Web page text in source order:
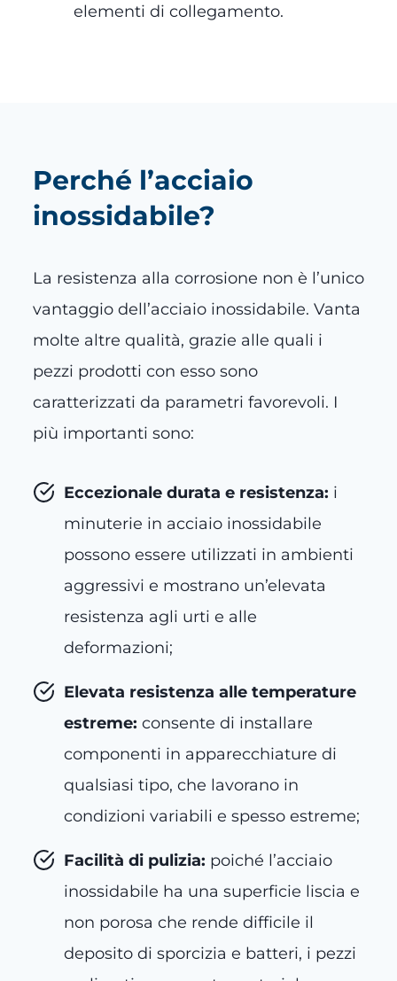
elementi di collegamento.
Perché l’acciaio
inossidabile?
La resistenza alla corrosione non è l’unico
vantaggio dell’acciaio inossidabile. Vanta
molte altre qualità, grazie alle quali i
pezzi prodotti con esso sono
caratterizzati da parametri favorevoli. I
più importanti sono:
Eccezionale durata e resistenza: i
minuterie in acciaio inossidabile
possono essere utilizzati in ambienti
aggressivi e mostrano un’elevata
resistenza agli urti e alle
deformazioni;
Elevata resistenza alle temperature
estreme: consente di installare
componenti in apparecchiature di
qualsiasi tipo, che lavorano in
condizioni variabili e spesso estreme;
Facilità di pulizia: poiché l’acciaio
inossidabile ha una superficie liscia e
non porosa che rende difficile il
deposito di sporcizia e batteri, i pezzi